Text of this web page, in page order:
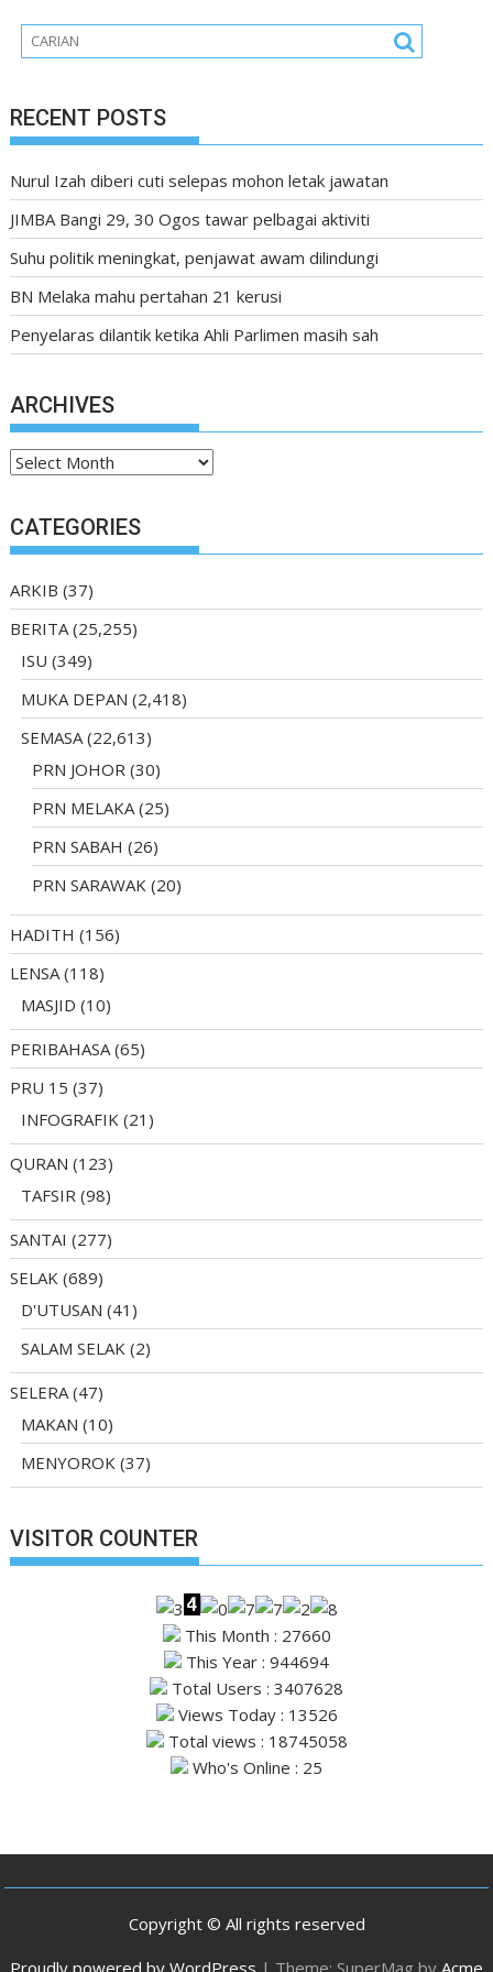
RECENT POSTS
Nurul Izah diberi cuti selepas mohon letak jawatan
JIMBA Bangi 29, 30 Ogos tawar pelbagai aktiviti
Suhu politik meningkat, penjawat awam dilindungi
BN Melaka mahu pertahan 21 kerusi
Penyelaras dilantik ketika Ahli Parlimen masih sah
ARCHIVES
Archives
CATEGORIES
ARKIB (37)
BERITA (25,255)
ISU (349)
MUKA DEPAN (2,418)
SEMASA (22,613)
PRN JOHOR (30)
PRN MELAKA (25)
PRN SABAH (26)
PRN SARAWAK (20)
HADITH (156)
LENSA (118)
MASJID (10)
PERIBAHASA (65)
PRU 15 (37)
INFOGRAFIK (21)
QURAN (123)
TAFSIR (98)
SANTAI (277)
SELAK (689)
D'UTUSAN (41)
SALAM SELAK (2)
SELERA (47)
MAKAN (10)
MENYOROK (37)
VISITOR COUNTER
This Month : 27660
This Year : 944694
Total Users : 3407628
Views Today : 13526
Total views : 18745058
Who's Online : 25
Copyright © All rights reserved
Proudly powered by WordPress | Theme: SuperMag by Acme